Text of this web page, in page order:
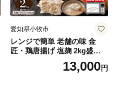
愛知県小牧市
レンジで簡単 老舗の味 金
匠・鶏唐揚げ 塩麹 2kg盛りセ
ット（500g×4袋） からあげ
レンジ 冷凍 調理済み 味付き
13,000円